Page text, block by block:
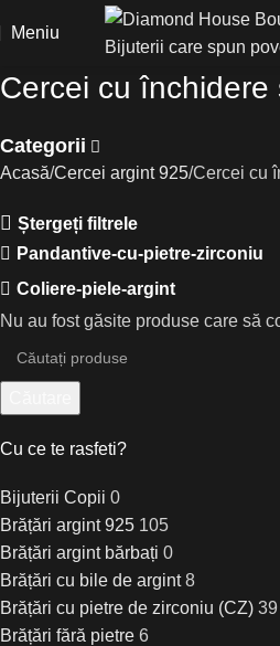
Meniu
Cercei cu închidere
Categorii
Cu ce te rasfeti?
Bijuterii Copii 0
Brățări argint 925 105
Brățări argint bărbați 0
Brățări cu bile de argint 8
Brățări cu pietre de zirconiu (CZ) 39
Brățări fără pietre 6
Acasă Cercei argint 925 Cercei cu
Ștergeți filtrele
Pandantive-cu-pietre-zirconiu
Coliere-piele-argint
Nu au fost găsite produse care să